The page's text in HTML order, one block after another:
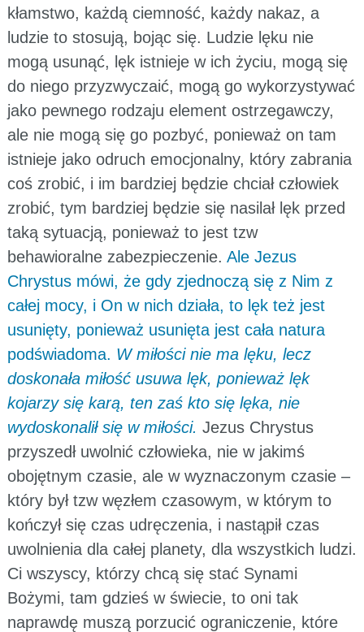
kłamstwo, każdą ciemność, każdy nakaz, a
ludzie to stosują, bojąc się. Ludzie lęku nie
mogą usunąć, lęk istnieje w ich życiu, mogą się
do niego przyzwyczaić, mogą go wykorzystywać
jako pewnego rodzaju element ostrzegawczy,
ale nie mogą się go pozbyć, ponieważ on tam
istnieje jako odruch emocjonalny, który zabrania
coś zrobić, i im bardziej będzie chciał człowiek
zrobić, tym bardziej będzie się nasilał lęk przed
taką sytuacją, ponieważ to jest tzw
behawioralne zabezpieczenie. Ale Jezus
Chrystus mówi, że gdy zjednoczą się z Nim z
całej mocy, i On w nich działa, to lęk też jest
usunięty, ponieważ usunięta jest cała natura
podświadoma. W miłości nie ma lęku, lecz
doskonała miłość usuwa lęk, ponieważ lęk
kojarzy się karą, ten zaś kto się lęka, nie
wydoskonalił się w miłości. Jezus Chrystus
przyszedł uwolnić człowieka, nie w jakimś
obojętnym czasie, ale w wyznaczonym czasie –
który był tzw węzłem czasowym, w którym to
kończył się czas udręczenia, i nastąpił czas
uwolnienia dla całej planety, dla wszystkich ludzi.
Ci wszyscy, którzy chcą się stać Synami
Bożymi, tam gdzieś w świecie, to oni tak
naprawdę muszą porzucić ograniczenie, które